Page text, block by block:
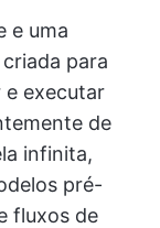
e uma
para
e executar
de
infinita,
pré-
fluxos de